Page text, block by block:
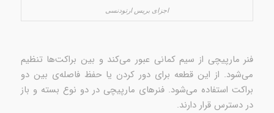
اجزای بریس‌ ارتودنسی
فنر مارپیچی از سیم کمانی عبور می‌کند و بین براکت‌ها تنظیم
می‌شود. از این قطعه برای دور کردن یا حفظ فاصله‌ی بین دو
براکت استفاده می‌شود. فنرهای مارپیچی در دو نوع بسته و باز
در دسترس قرار دارند.